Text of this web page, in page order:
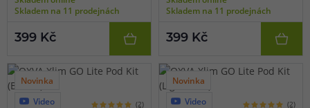
automatický výkon 5-30W,
dobíjení USB-C, regulace air-flow,
technologie UniTech 2.0 pro
těla, barevná indikační dioda.
Skladem na 11 prodejnách
399 Kč
automatický výkon 5-30W,
dobíjení USB-C, regulace air-flow,
technologie UniTech 2.0 pro
těla, barevná indikační dioda.
Skladem na 11 prodejnách
399 Kč
Novinka
Video
8 barev (2)
Novinka
Video
8 barev (2)